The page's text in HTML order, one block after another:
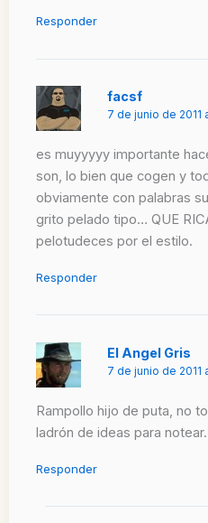
Responder
facsf
7 de junio de 2011
es muyyyyy importante
son, lo bien que cogen y
obviamente con palabras
grito pelado tipo… QUE
pelotudeces por el estilo.
Responder
El Angel Gris
7 de junio de 2011
Rampollo hijo de puta, no
ladrón de ideas para notear.
Responder